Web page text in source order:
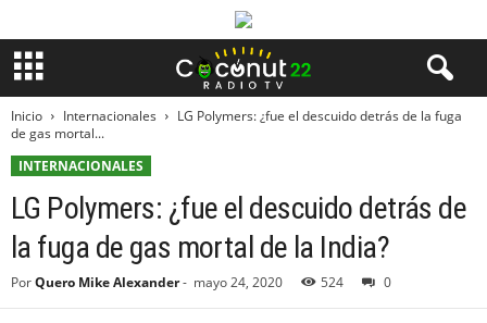
Inicio Internacionales
LG Polymers: ¿fue el descuido detrás de la fuga
de gas mortal...
INTERNACIONALES
LG Polymers: ¿fue el descuido detrás de
la fuga de gas mortal de la India?
PorQuero Mike Alexander- mayo 24, 2020 524 0